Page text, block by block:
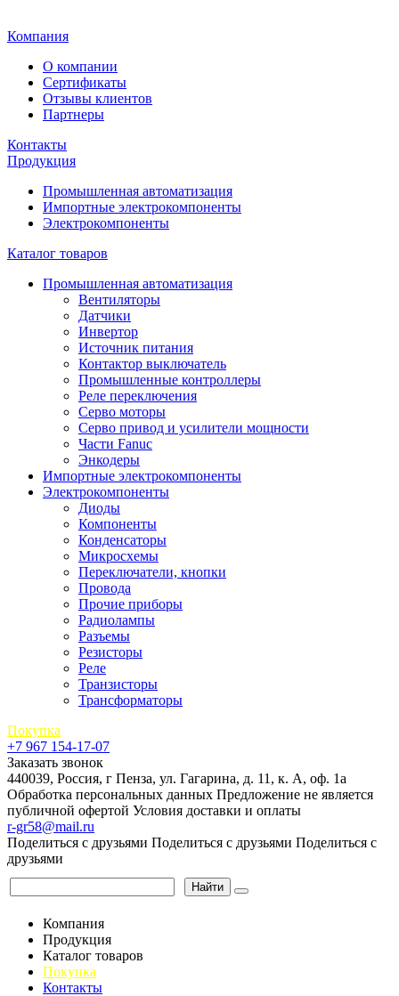
Компания
О компании
Сертификаты
Отзывы клиентов
Партнеры
Контакты
Продукция
Промышленная автоматизация
Импортные электрокомпоненты
Электрокомпоненты
Каталог товаров
Промышленная автоматизация
Вентиляторы
Датчики
Инвертор
Источник питания
Контактор выключатель
Промышленные контроллеры
Реле переключения
Серво моторы
Серво привод и усилители мощности
Части Fanuc
Энкодеры
Импортные электрокомпоненты
Электрокомпоненты
Диоды
Компоненты
Конденсаторы
Микросхемы
Переключатели, кнопки
Провода
Прочие приборы
Радиолампы
Разъемы
Резисторы
Реле
Транзисторы
Трансформаторы
Покупка
+7 967 154-17-07
Заказать звонок
440039, Россия, г Пенза, ул. Гагарина, д. 11, к. А, оф. 1а
Обработка персональных данных Предложение не является
публичной офертой Условия доставки и оплаты
r-gr58@mail.ru
Поделиться с друзьями Поделиться с друзьями Поделиться с
друзьями
Найти
Компания
Продукция
Каталог товаров
Покупка
Контакты